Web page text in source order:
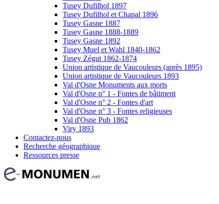
Tusey Dufilhol 1897
Tusey Dufilhol et Chapal 1896
Tusey Gasne 1887
Tusey Gasne 1888-1889
Tusey Gasne 1892
Tusey Muel et Wahl 1840-1862
Tusey Zégut 1862-1874
Union artistique de Vaucouleurs (après 1895)
Union artistique de Vaucouleurs 1893
Val d'Osne Monuments aux morts
Val d'Osne n° 1 - Fontes de bâtiment
Val d'Osne n° 2 - Fontes d'art
Val d'Osne n° 3 - Fontes religieuses
Val d'Osne Pub 1862
Viry 1893
Contactez-nous
Recherche géographique
Ressources presse